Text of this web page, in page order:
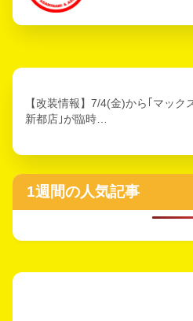
【改装情報】7/4(金)から｢マック
新都店｣が臨時…
1週間の人気記事